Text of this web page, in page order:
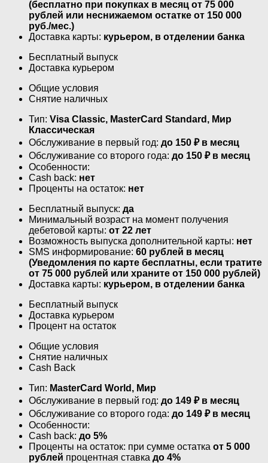
(бесплатно при покупках в месяц от 75 000
рублей или неснижаемом остатке от 150 000
руб./мес.)
Доставка карты: курьером, в отделении банка
Бесплатный выпуск
Доставка курьером
Общие условия
Снятие наличных
Тип: Visa Classic, MasterСard Standard, Мир
Классическая
Обслуживание в первый год: до 150 ₽ в месяц
Обслуживание со второго года: до 150 ₽ в месяц
Особенности:
Cash back: нет
Проценты на остаток: нет
Бесплатный выпуск: да
Минимальный возраст на момент получения
дебетовой карты: от 22 лет
Возможность выпуска дополнительной карты: нет
SMS информирование: 60 рублей в месяц
(Уведомления по карте бесплатны, если тратите
от 75 000 рублей или храните от 150 000 рублей)
Доставка карты: курьером, в отделении банка
Бесплатный выпуск
Доставка курьером
Процент на остаток
Общие условия
Снятие наличных
Cash Back
Тип: MasterСard World, Мир
Обслуживание в первый год: до 149 ₽ в месяц
Обслуживание со второго года: до 149 ₽ в месяц
Особенности:
Cash back: до 5%
Проценты на остаток: при сумме остатка от 5 000
рублей процентная ставка до 4%